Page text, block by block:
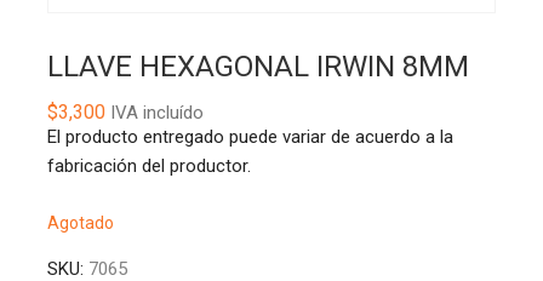
LLAVE HEXAGONAL IRWIN 8MM
$3,300IVA incluído
El producto entregado puede variar de acuerdo a la
fabricación del productor.
Agotado
SKU: 7065